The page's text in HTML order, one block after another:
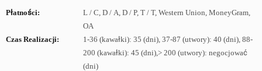
Płatności:
L / C, D / A, D / P, T / T, Western Union, MoneyGram,
OA
Czas Realizacji:
1-36 (kawałki): 35 (dni), 37-87 (utwory): 40 (dni), 88-
200 (kawałki): 45 (dni),> 200 (utwory): negocjować
(dni)